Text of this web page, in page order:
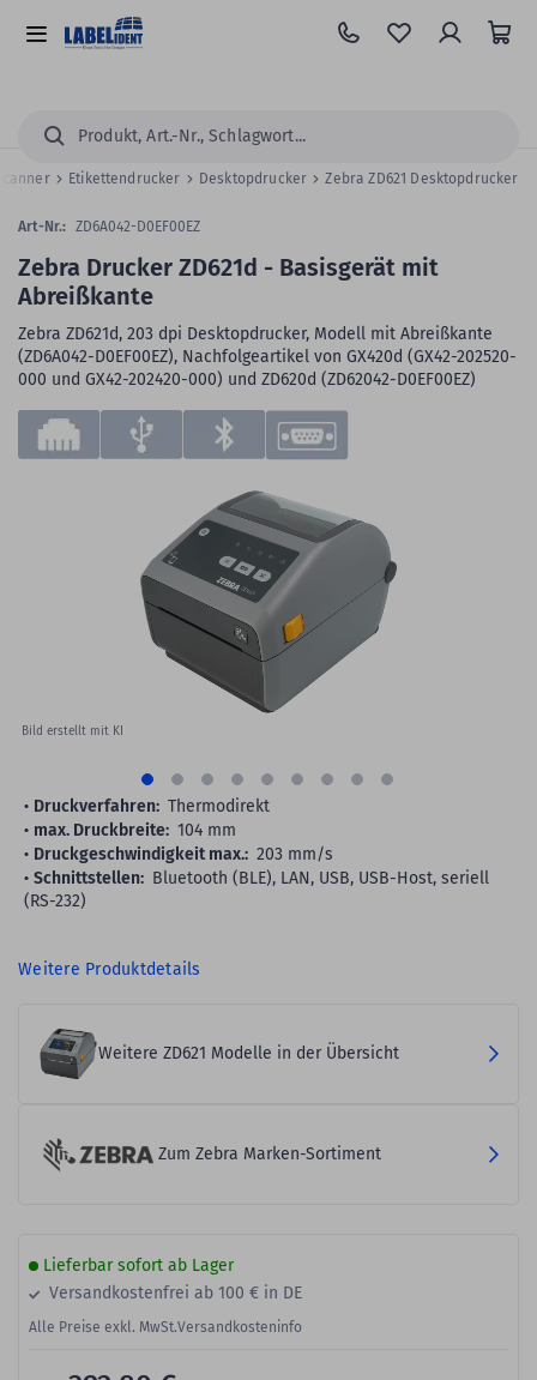
Hauptinhalt
springen
Alle
Suchen...
Etikettendrucker Desktopdrucker Zebra ZD621 Desktopdrucker
Ende
der
Bild erstellt mit KI
Skip
the
Zebra Drucker ZD621d - Basisgerät mit
Abreißkante
Zebra ZD621d, 203 dpi Desktopdrucker, Modell mit Abreißkante
(ZD6A042-D0EF00EZ), Nachfolgeartikel von GX420d (GX42-202520-
000 und GX42-202420-000) und ZD620d (ZD62042-D0EF00EZ)
Art-Nr.: ZD6A042-D0EF00EZ
Druckverfahren: Thermodirekt
max. Druckbreite: 104 mm
Druckgeschwindigkeit max.: 203 mm/s
Schnittstellen: Bluetooth (BLE), LAN, USB, USB-Host, seriell
(RS-232)
Weitere Produktdetails
Weitere ZD621 Modelle in der Übersicht
Zum Zebra Marken-Sortiment
Lieferbar sofort ab Lager
Versandkostenfrei ab 100 € in DE
Alle Preise exkl. MwSt.Versandkosteninfo